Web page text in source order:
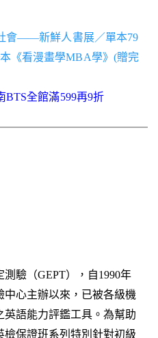
會——新鮮人書展／單本79
《看漫畫學MBA學》(贈完
BTS全館滿599再9折